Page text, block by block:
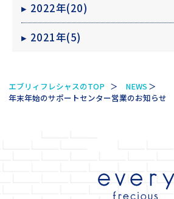
▸ 2022年(20)
▸ 2021年(5)
エブリィフレシャスのTOP
NEWS
年末年始のサポートセンター営業のお知らせ